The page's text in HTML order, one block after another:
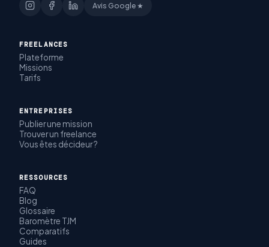
Avis Google ★
FREELANCES
Plateforme
Missions
Tarifs
ENTREPRISES
Publier une mission
Trouver un freelance
Vous êtes décideur ?
RESSOURCES
FAQ
Blog
Glossaire
Baromètre TJM
Comparatifs
Guides